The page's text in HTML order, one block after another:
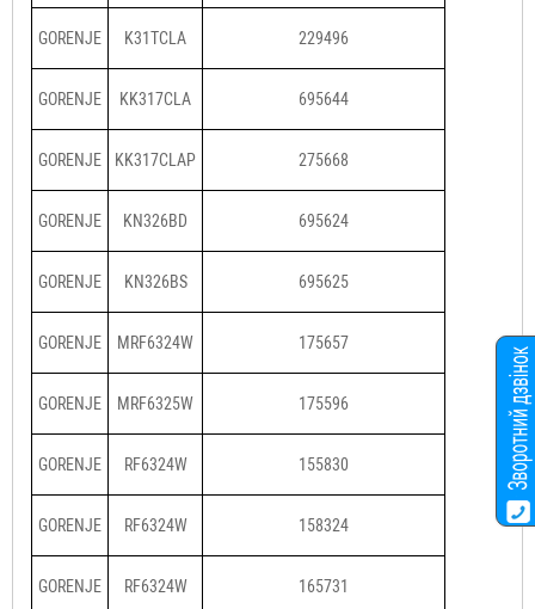
GORENJE K31TCLA 229496
GORENJE KK317CLA 695644
GORENJE KK317CLAP 275668
GORENJE KN326BD 695624
GORENJE KN326BS 695625
GORENJE MRF6324W 175657
GORENJE MRF6325W 175596
GORENJE RF6324W 155830
GORENJE RF6324W 158324
GORENJE RF6324W 165731